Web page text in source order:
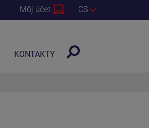
Můj účet CS
KONTAKTY